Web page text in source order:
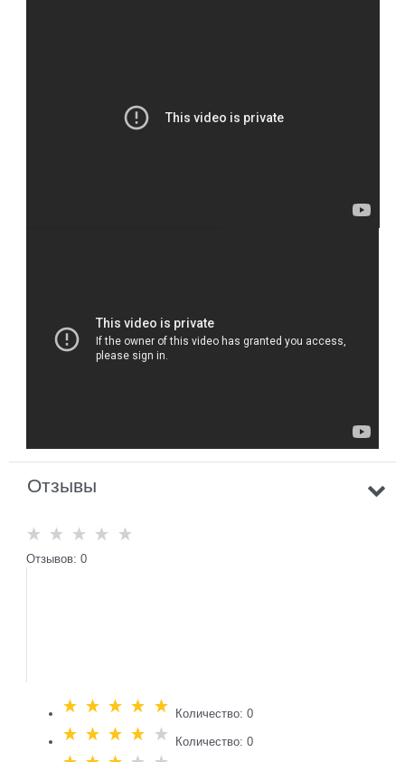
Отзывы
Отзывов: 0
Количество: 0
Количество: 0